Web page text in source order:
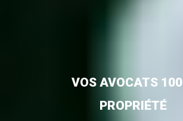
VOS AVOCATS
PROPRIÉTÉ